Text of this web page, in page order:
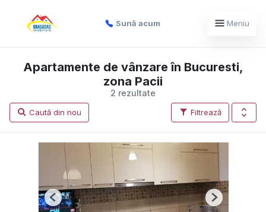
Sună acum Meniu
2 rezultate
Apartamente de vânzare în Bucuresti,
zona Pacii
Filtrează
Caută din nou
Previous Next